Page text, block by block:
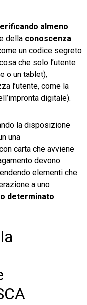
almeno
della conoscenza
un codice segreto
che solo l’utente
o un tablet),
l’utente, come la
digitale).
la disposizione
una
carta che avviene
devono
elementi che
a uno
determinato.